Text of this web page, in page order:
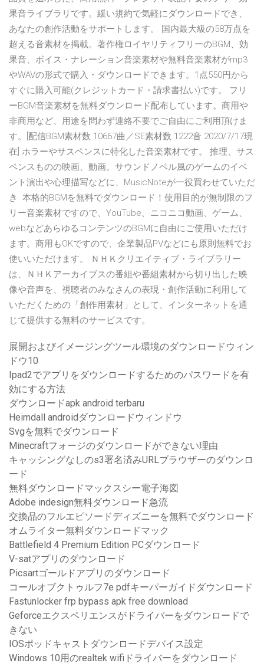
果音ライブラリです。緩い規約で気軽にダウンロードでき、
あなたの創作活動をサポートします。 国内最大級の58万点を
超える音素材を掲載。著作権ロイヤリティフリーのBGM、効
果音、ボイス・ナレーション音楽素材や無料音楽素材がmp3
やWAVの形式で購入・ダウンロードできます。1点550円から
すぐに購入可能(クレジットカード・請求書払い)です。 フリ
ーBGM音楽素材を無料ダウンロード配布しています。商用や
非商用など、用途を問わず連絡不要でご自由にご利用頂けま
す。[配信BGM素材数 10667曲／SE素材数 1222音 2020/7/17現
在] ホラーやサスペンスに特化した音楽素材です。 推理、サス
ペンスものの映画、動画。サウンドノベル風のゲームのイベ
ント演出や心理描写などに、MusicNoteが一役買わせていただ
き 本格的BGMを無料でダウンロード！使用目的が無制限のフ
リー音楽素材ですので、YouTube、ニコニコ動画、ゲーム、
webなどあらゆるコンテンツのBGMに自由にご使用いただけ
ます。商用もOKですので、企業製品PVなどにも原則無料でお
使いいただけます。 ＮＨＫクリエイティブ・ライブラリー
は、ＮＨＫアーカイブスの番組や番組素材から切り出した映
像や音声を、視聴者のみなさんの表現・創作活動に利用して
いただくための「創作用素材」として、インターネットを通
じて提供する無料のサービスです。
展開およびイメージングツール環境のダウンロードウィン
ドウ10
Ipad2でアプリをダウンロードするためのパスワードを有
効にする方法
ダウンロードapk android terbaru
Heimdall androidダウンロードウィンドウ
Svgを無料でダウンロード
Minecraftフォージのダウンロードができない理由
キャッシングなしのs3署名済みURLブラウザーのダウンロ
ード
無料ダウンロードマックスシー電子海図
Adobe indesign無料ダウンロード急流
交換品のフルエピソードディズニーを無料でダウンロード
オムライター無料ダウンロードマック
Battlefield 4 Premium Edition PCダウンロード
V-satアプリのダウンロード
Picsartゴールドアプリのダウンロード
コールオブクトゥルフ7e pdfキーパーガイドダウンロード
Fastunlocker frp bypass apk free download
Geforceエクスペリエンスがドライバーをダウンロードで
きない
IOSポッドキャストダウンロードデバイス設定
Windows 10用のrealtek wifiドライバーをダウンロード